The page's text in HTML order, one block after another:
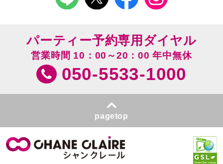
パーティー予約専用ダイヤル
営業時間 10：00～20：00 年中無休
050-5533-1000
pagetop